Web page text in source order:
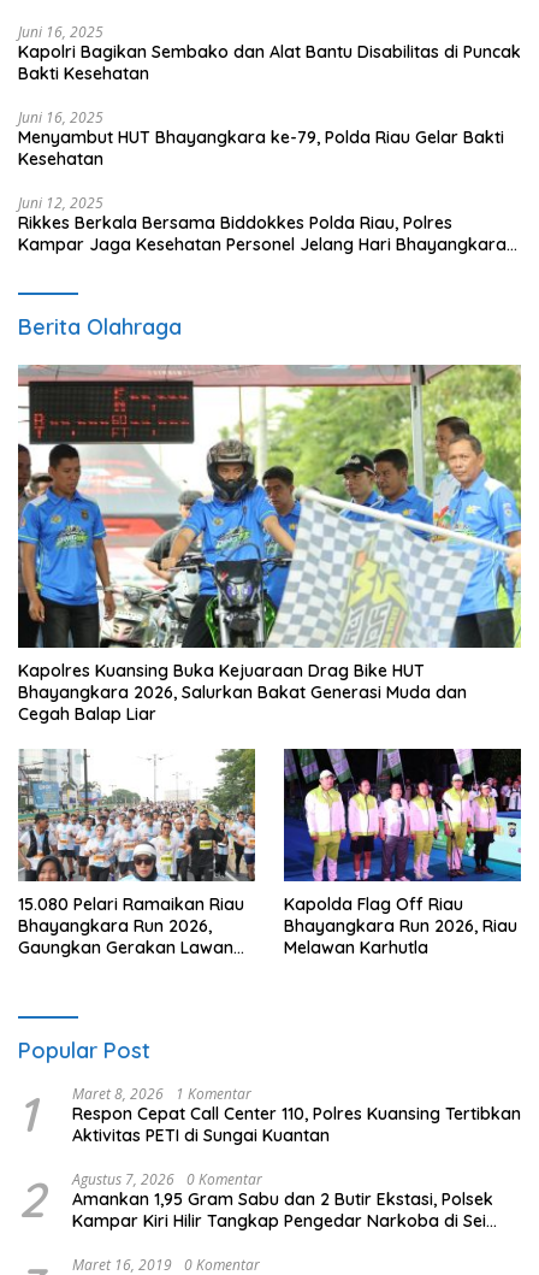
Juni 16, 2025
Kapolri Bagikan Sembako dan Alat Bantu Disabilitas di Puncak
Bakti Kesehatan
Juni 16, 2025
Menyambut HUT Bhayangkara ke-79, Polda Riau Gelar Bakti
Kesehatan
Juni 12, 2025
Rikkes Berkala Bersama Biddokkes Polda Riau, Polres
Kampar Jaga Kesehatan Personel Jelang Hari Bhayangkara
Berita Olahraga
Kapolres Kuansing Buka Kejuaraan Drag Bike HUT
Bhayangkara 2026, Salurkan Bakat Generasi Muda dan
Cegah Balap Liar
15.080 Pelari Ramaikan Riau
Bhayangkara Run 2026,
Gaungkan Gerakan Lawan
Kapolda Flag Off Riau
Bhayangkara Run 2026, Riau
Melawan Karhutla
Popular Post
1 Maret 8, 2026 1 Komentar
Respon Cepat Call Center 110, Polres Kuansing Tertibkan
Aktivitas PETI di Sungai Kuantan
2 Agustus 7, 2026 0 Komentar
Amankan 1,95 Gram Sabu dan 2 Butir Ekstasi, Polsek
Kampar Kiri Hilir Tangkap Pengedar Narkoba di Sei
Maret 16, 2019 0 Komentar